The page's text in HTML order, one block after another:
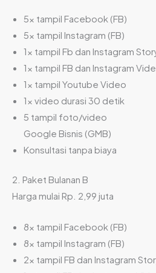
5x tampil Facebook (FB)
5x tampil Instagram (FB)
1x tampil Fb dan Instagram
1x tampil FB dan Instagram
1x tampil Youtube Video
1x video durasi 30 detik
5 tampil foto/video
Google Bisnis (GMB)
Konsultasi tanpa biaya
2. Paket Bulanan B
Harga mulai Rp. 2,99 juta
8x tampil Facebook (FB)
8x tampil Instagram (FB)
2x tampil FB dan Instagram